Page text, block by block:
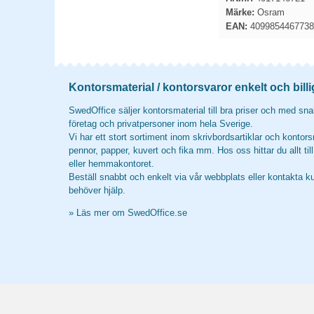
Märke: Osram
EAN: 4099854467738
Kontorsmaterial / kontorsvaror enkelt och
SwedOffice säljer kontorsmaterial till bra priser och med
företag och privatpersoner inom hela Sverige.
Vi har ett stort sortiment inom skrivbordsartiklar och
pennor, papper, kuvert och fika mm. Hos oss hittar du allt
eller hemmakontoret.
Beställ snabbt och enkelt via vår webbplats eller kontakta
behöver hjälp.
» Läs mer om SwedOffice.se